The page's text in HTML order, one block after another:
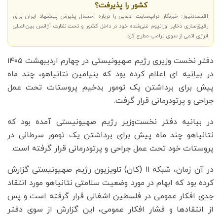
کشور را پذیرفت؟
اقتصادنیوز: خبرنگار دراپ‌سایت ادعایی را درباره احتمال پذیرش پیشنهاد ایران برای
رقیق‌سازی ذخایر اورانیوم غنی‌شده خود در داخل کشور و تحت نظارت آژانس بین‌المللی
انرژی اتمی از سوی ترامپ مطرح کرد.
دفتر نخست وزیری رژیم صهیونیستی در چهارم اردیبهشت ۱۴۰۵
در بیانیه ای اعلام کرده بود که بنیامین نتانیاهو، چند ماه
پیش برای برداشتن یک تومور بدخیم پروستات تحت عمل
جراحی و پرتودرمانی قرار گرفت.
در بیانیه دفتر نخست‌وزیر رژیم صهیونیستی آمده بود که
نتانیاهو چند ماه پیش برای برداشتن یک تومور سرطانی در
پروستات خود تحت عمل جراحی و پرتودرمانی قرار گرفته است.
در آن زمان، شبکه ۱۱ (کان) تلویزیون رژیم صهیونیستی گزارش
کرده بود که ابهام در مورد وضعیت سلامتی نتانیاهو مورد انتقاد
جدی افکار عمومی در فلسطین اشغالی قرار گرفته است و پس
از انتقادها و فشار افکار عمومی، این گزارش از سوی دفتر